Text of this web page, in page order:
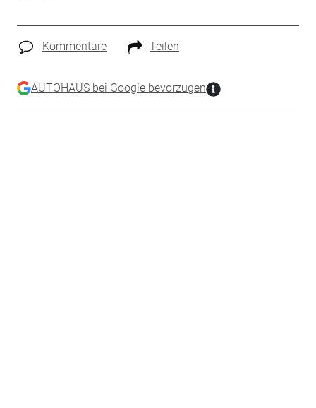
Kommentare Teilen
AUTOHAUS bei Google bevorzugen